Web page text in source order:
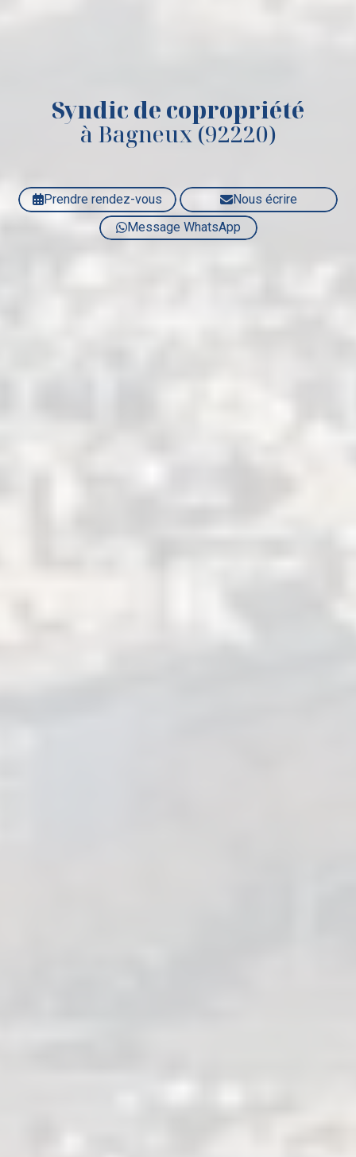
Syndic de copropriété
à Bagneux (92220)
Prendre rendez-vous
Nous écrire
Message WhatsApp